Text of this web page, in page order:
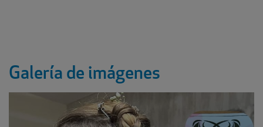
Galería de imágenes